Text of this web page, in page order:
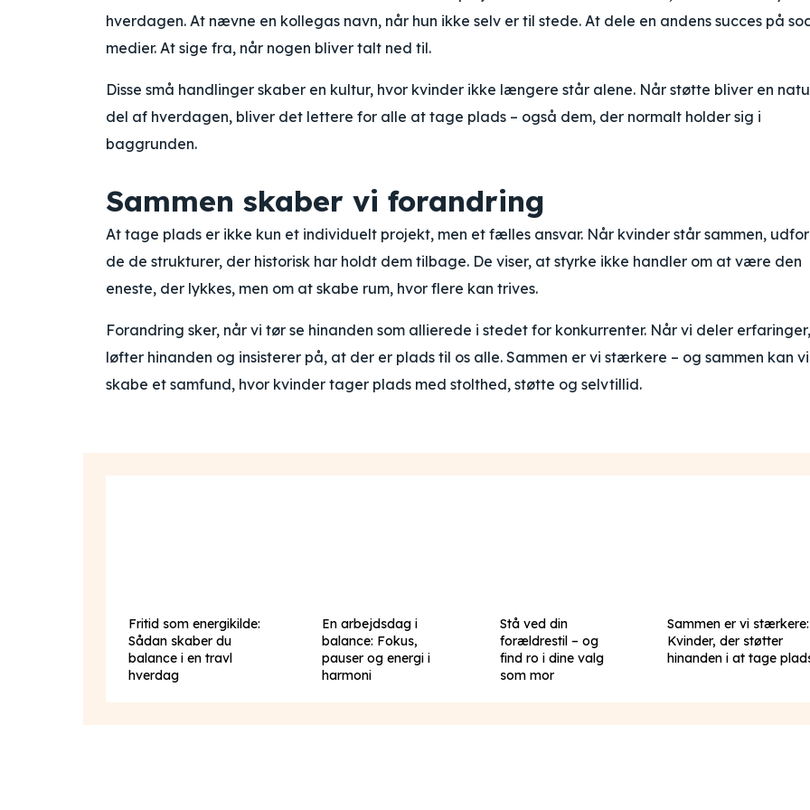
hverdagen. At nævne en kollegas navn, når hun ikke selv er til stede. At dele en andens succes på
medier. At sige fra, når nogen bliver talt ned til.
Disse små handlinger skaber en kultur, hvor kvinder ikke længere står alene. Når støtte bliver en
del af hverdagen, bliver det lettere for alle at tage plads – også dem, der normalt holder sig i
baggrunden.
Sammen skaber vi forandring
At tage plads er ikke kun et individuelt projekt, men et fælles ansvar. Når kvinder står sammen,
de de strukturer, der historisk har holdt dem tilbage. De viser, at styrke ikke handler om at være den
eneste, der lykkes, men om at skabe rum, hvor flere kan trives.
Forandring sker, når vi tør se hinanden som allierede i stedet for konkurrenter. Når vi deler erfaringer,
løfter hinanden og insisterer på, at der er plads til os alle. Sammen er vi stærkere – og sammen kan vi
skabe et samfund, hvor kvinder tager plads med stolthed, støtte og selvtillid.
Fritid som energikilde:
Sådan skaber du
balance i en travl
hverdag
En arbejdsdag i
balance: Fokus,
pauser og energi i
harmoni
Stå ved din
forældrestil – og
find ro i dine valg
som mor
Sammen er vi stærkere:
Kvinder, der støtter
hinanden i at tage